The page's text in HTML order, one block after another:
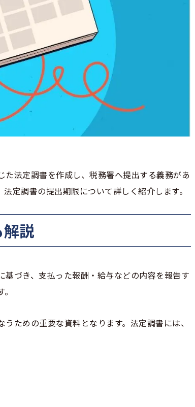
法定調書を作成し、税務署へ提出する義務があ
定調書の提出期限について詳しく紹介します。
説
づき、支払った報酬・給与などの内容を報告す
ための重要な資料となります。法定調書には、